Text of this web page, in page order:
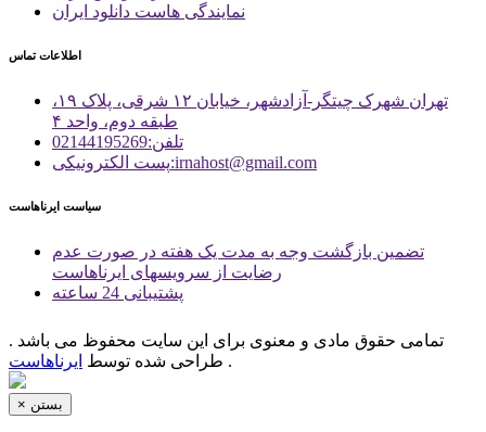
نمایندگی هاست دانلود ایران
اطلاعات تماس
تهران شهرک چیتگر-آزادشهر، خیابان ۱۲ شرقی، پلاک ۱۹،
طبقه دوم، واحد ۴
تلفن:02144195269
پست الكترونیكی:irnahost@gmail.com
سیاست ایرناهاست
تضمین بازگشت وجه به مدت یک هفته در صورت عدم
رضایت از سرویسهای ایرناهاست
پشتیبانی 24 ساعته
تمامی حقوق مادی و معنوی برای این سایت محفوظ می باشد .
طراحی شده توسط ایرناهاست .
× بستن